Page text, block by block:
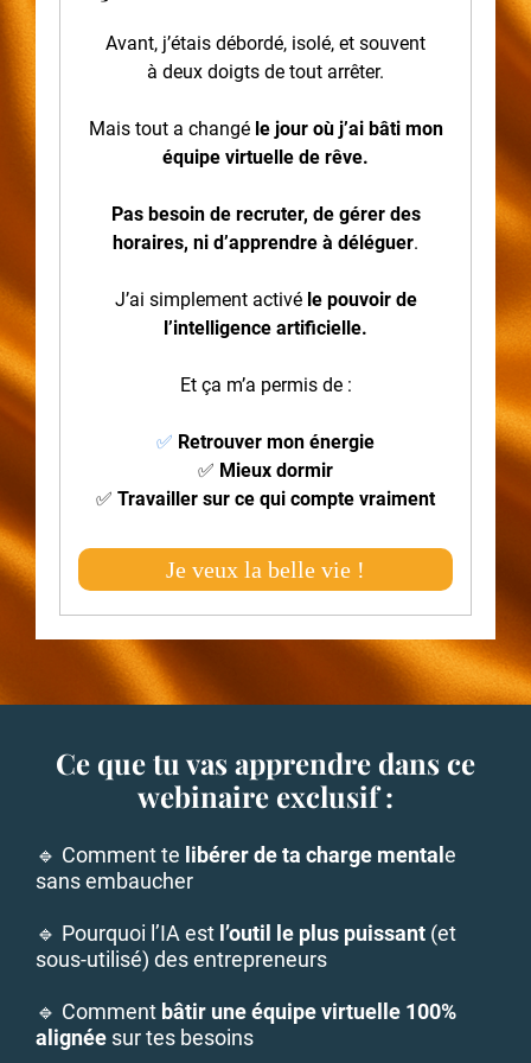
Avant, j’étais débordé, isolé, et souvent
à deux doigts de tout arrêter.
Mais tout a changé le jour où j’ai bâti mon
équipe virtuelle de rêve.
Pas besoin de recruter, de gérer des
horaires, ni d’apprendre à déléguer.
J’ai simplement activé le pouvoir de
l’intelligence artificielle.
Et ça m’a permis de :
✅ Retrouver mon énergie
✅ Mieux dormir
✅ Travailler sur ce qui compte vraiment
Je veux la belle vie !
Ce que tu vas apprendre dans ce
webinaire exclusif :
🔹 Comment te libérer de ta charge mental e
sans embaucher
🔹 Pourquoi l’IA est l’outil le plus puissant (et
sous-utilisé) des entrepreneurs
🔹 Comment bâtir une équipe virtuelle 100%
alignée sur tes besoins